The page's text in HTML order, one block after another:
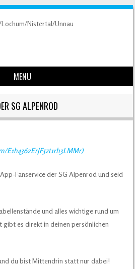
MENU
SG ALPENROD
Fanservice der SG Alpenrod und seid
und alles wichtige rund um
gibt es direkt in deinen persönlichen
du bist Mittendrin statt nur dabei!